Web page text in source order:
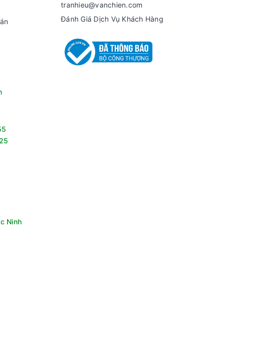
tranhieu@vanchien.com
Đánh Giá Dịch Vụ Khách Hàng
Ninh